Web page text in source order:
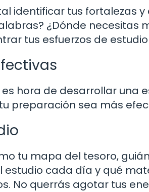
identificar tus fortalezas y
¿Dónde necesitas
tus esfuerzos de
hora de desarrollar una
preparación sea más
tu mapa del tesoro,
cada día y qué
No querrás agotar tus